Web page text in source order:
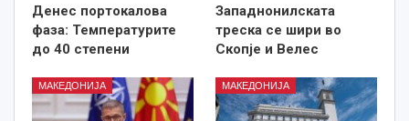
Денес портокалова
фаза: Температурите
до 40 степени
Западнонилската
треска се шири во
Скопје и Велес
МАКЕДОНИЈА МАКЕДОНИЈА